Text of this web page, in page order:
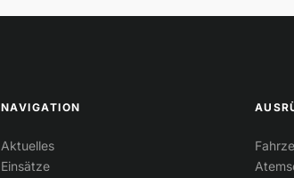
NAVIGATION
Aktuelles
Einsätze